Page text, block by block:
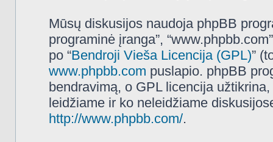
Mūsų diskusijos naudoja phpBB
programinė įranga”,
po “Bendroji Vieša Licencija (GPL)”
www.phpbb.com puslapio. phpBB
bendravimą, o GPL licencija
leidžiame ir ko neleidžiame
http://www.phpbb.com/.